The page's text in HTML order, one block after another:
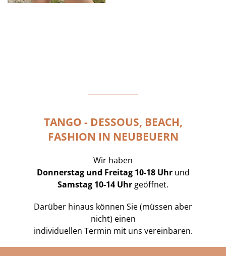
TANGO - DESSOUS, BEACH,
FASHION IN NEUBEUERN
Wir haben
Donnerstag und Freitag 10-18 Uhrund
Samstag 10-14 Uhr geöffnet.
Darüber hinaus können Sie (müssen aber
nicht) einen
individuellen Termin mit uns vereinbaren.